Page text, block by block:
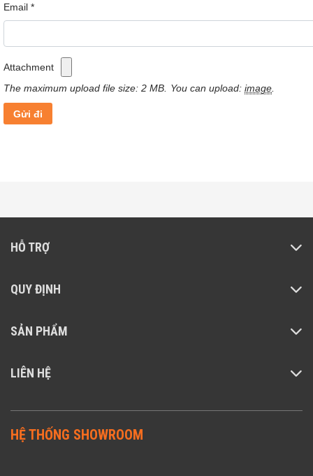
Email *
Attachment
The maximum upload file size: 2 MB.
You can upload: image
HỖ TRỢ
QUY ĐỊNH
SẢN PHẨM
LIÊN HỆ
HỆ THỐNG SHOWROOM